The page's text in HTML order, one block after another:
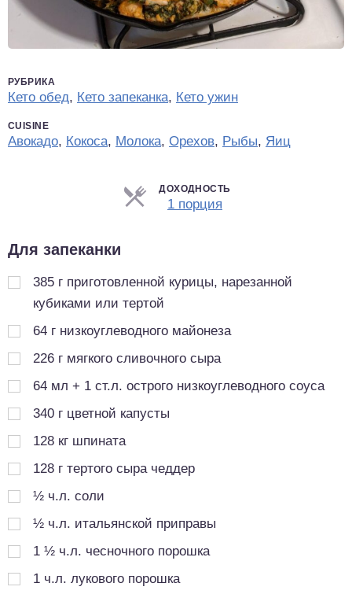
РУБРИКА
Кето обед, Кето запеканка, Кето ужин
CUISINE
Авокадо, Кокоса, Молока, Орехов, Рыбы, Яиц
ДОХОДНОСТЬ
1 порция
Для запеканки
385 г приготовленной курицы, нарезанной
кубиками или тертой
64 г низкоуглеводного майонеза
226 г мягкого сливочного сыра
64 мл + 1 ст.л. острого низкоуглеводного соуса
340 г цветной капусты
128 кг шпината
128 г тертого сыра чеддер
½ ч.л. соли
½ ч.л. итальянской приправы
1 ½ ч.л. чесночного порошка
1 ч.л. лукового порошка